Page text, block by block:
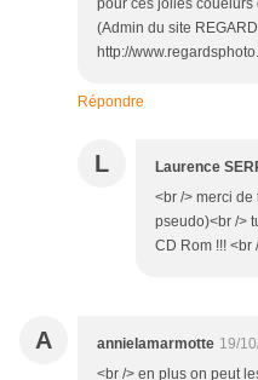
pour ces jolies couelurs
(Admin du site
http://
Répondre
L Laurence
<br /> merci de
pseudo)<br />
CD Rom !!! <br
A annielamarmotte 19/
<br /> en plus on peut